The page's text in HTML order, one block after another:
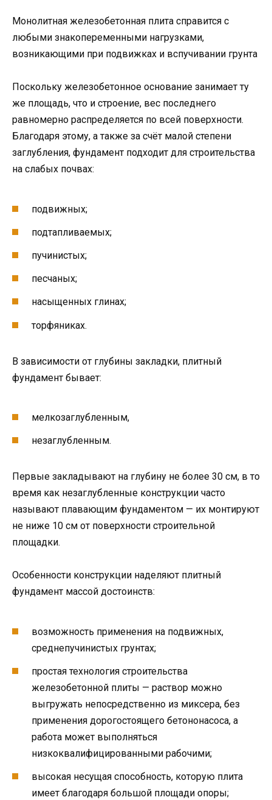
Монолитная железобетонная плита справится с
любыми знакопеременными нагрузками,
возникающими при подвижках и вспучивании грунта
Поскольку железобетонное основание занимает ту
же площадь, что и строение, вес последнего
равномерно распределяется по всей поверхности.
Благодаря этому, а также за счёт малой степени
заглубления, фундамент подходит для строительства
на слабых почвах:
подвижных;
подтапливаемых;
пучинистых;
песчаных;
насыщенных глинах;
торфяниках.
В зависимости от глубины закладки, плитный
фундамент бывает:
мелкозаглубленным,
незаглубленным.
Первые закладывают на глубину не более 30 см, в то
время как незаглубленные конструкции часто
называют плавающим фундаментом — их монтируют
не ниже 10 см от поверхности строительной
площадки.
Особенности конструкции наделяют плитный
фундамент массой достоинств:
возможность применения на подвижных,
среднепучинистых грунтах;
простая технология строительства
железобетонной плиты — раствор можно
выгружать непосредственно из миксера, без
применения дорогостоящего бетононасоса, а
работа может выполняться
низкоквалифицированными рабочими;
высокая несущая способность, которую плита
имеет благодаря большой площади опоры;